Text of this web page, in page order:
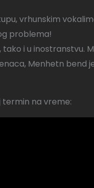
vrhunskim
problema!
i u inostranstvu.
Menhetn bend
termin na vreme: